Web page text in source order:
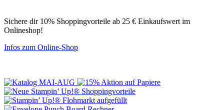
Sichere dir 10% Shoppingvorteile ab 25 € Einkaufswert im
Onlineshop!
Infos zum Online-Shop